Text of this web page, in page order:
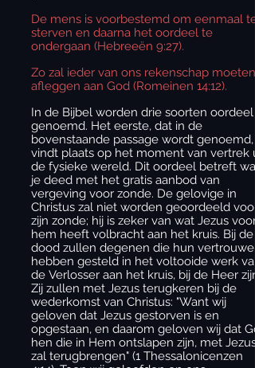
De mens is voorbestemd om eenmaal te
sterven en daarna het oordeel te
ondergaan (Hebreeën 9:27).
Zo zal ieder van ons rekenschap moeten
afleggen aan God (Romeinen 14:12).
In de Bijbel worden drie soorten oordeel
genoemd. Het eerste, dat in de
bovenstaande passage wordt genoemd,
vindt plaats op het moment van vertrek
de fysieke wereld. Dit oordeel betreft wat
je deed met het gratis aanbod van
vergeving voor zonde. De gelovige in
Christus zal niet worden geoordeeld voor
zijn zonde; hij is zeker van wat Jezus voor
hem heeft volbracht aan het kruis. Bij de
dood zullen degenen die hun vertrouwen
hebben gesteld in het voltooide werk van
de Verlosser aan het kruis, bij de Heer zijn.
Zij zullen met Jezus terugkeren bij de
wederkomst van Christus: "Want wij
geloven dat Jezus gestorven is en
opgestaan, en daarom geloven wij dat
hen die in Hem ontslapen zijn, met Jezus
zal terugbrengen" (1 Thessalonicenzen